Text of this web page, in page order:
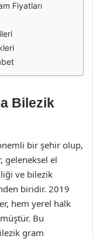
Fiyatları
Bilezik
bir şehir olup,
geleneksel el
ve bilezik
biridir. 2019
hem yerel halk
Bu
gram